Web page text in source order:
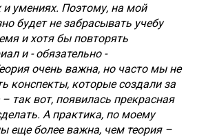
и умениях. Поэтому, на мой
будет не забрасывать учебу
и хотя бы повторять
и - обязательно -
очень важна, но часто мы не
конспекты, которые создали за
– так вот, появилась прекрасная
А практика, по моему
еще более важна, чем теория –